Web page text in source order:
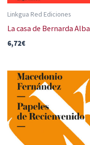
Linkgua Red Ediciones
La casa de Bernarda Alba
6,72€